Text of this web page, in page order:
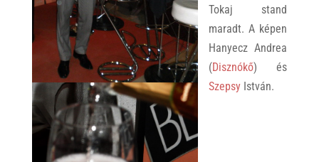
Tokaj stand
maradt. A képen
Hanyecz Andrea
(Disznókő) és
SzepsyIstván.